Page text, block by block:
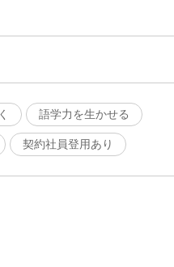
語学力を生かせる
契約社員登用あり